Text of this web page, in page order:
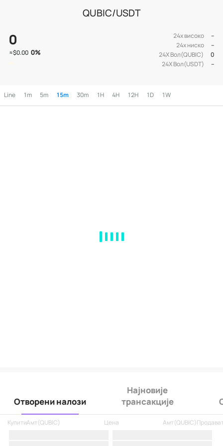
QUBIC/USDT
0
≈$0.00 0%
24х високо
--
24х ниско
--
24Х Вол(QUBIC)
0
24Х Вол(USDT)
--
Line 1m 5m 15m 30m 1H 4H 12H 1D 1W
Отворени налози
Најновије
трансакције
КупитиАмт (QUBIC) Цена Амт (QUBIC)